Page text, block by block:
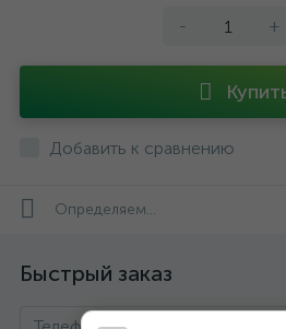
- +
Добавить к сравнению
Определяем...
Быстрый заказ